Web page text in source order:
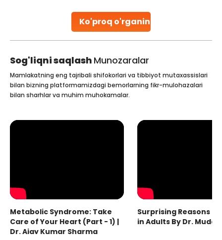
Ko'proq o'rganing
collected, they process the
Continue Reading
Sog'liqni saqlash Munozaralar
Mamlakatning eng tajribali shifokorlari va tibbiyot mutaxassislari
bilan bizning platformamizdagi bemorlarning fikr-mulohazalari
bilan sharhlar va muhim muhokamalar.
Metabolic Syndrome: Take
Care of Your Heart (Part - 1) |
Dr. Ajay Kumar Sharma
Surprising Reasons
in Adults By Dr.